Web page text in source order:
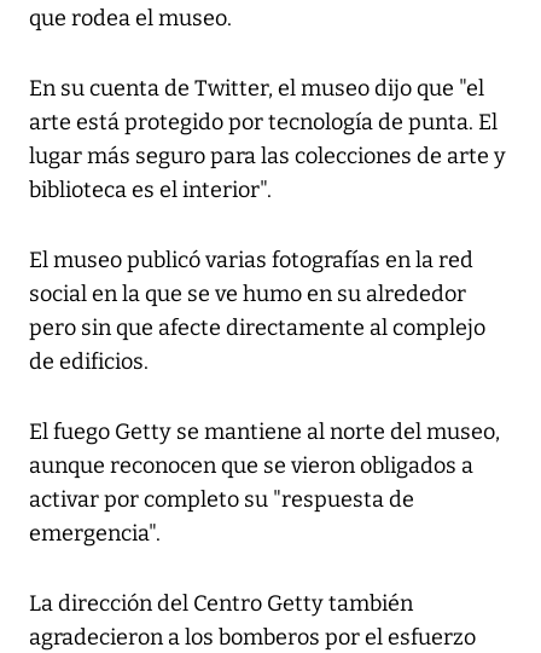
que rodea el museo.
En su cuenta de Twitter, el museo dijo que "el
arte está protegido por tecnología de punta. El
lugar más seguro para las colecciones de arte y
biblioteca es el interior".
El museo publicó varias fotografías en la red
social en la que se ve humo en su alrededor
pero sin que afecte directamente al complejo
de edificios.
El fuego Getty se mantiene al norte del museo,
aunque reconocen que se vieron obligados a
activar por completo su "respuesta de
emergencia".
La dirección del Centro Getty también
agradecieron a los bomberos por el esfuerzo